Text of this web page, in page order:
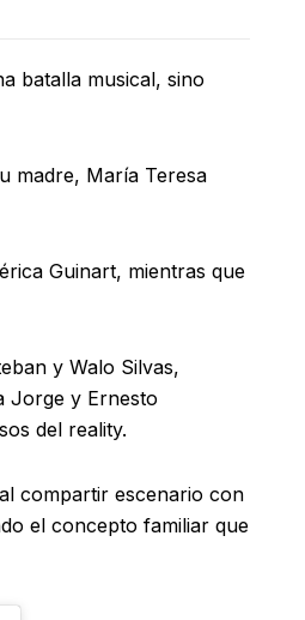
batalla musical, sino
madre, María Teresa
Guinart, mientras que
y Walo Silvas,
Jorge y Ernesto
del reality.
compartir escenario con
el concepto familiar que